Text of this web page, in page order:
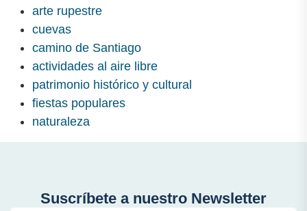
arte rupestre
cuevas
camino de Santiago
actividades al aire libre
patrimonio histórico y cultural
fiestas populares
naturaleza
Suscríbete a nuestro Newsletter